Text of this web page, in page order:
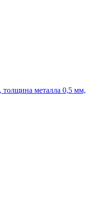
металла 0,5 мм,